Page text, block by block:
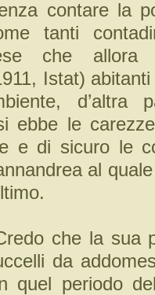
contare la
tanti
che allora
Istat)
d’altra
ebbe le
e di sicuro le
al
che la sua
da
quel periodo